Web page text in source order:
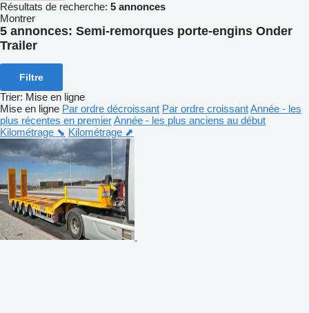
Résultats de recherche: 5 annonces
Montrer
5 annonces: Semi-remorques porte-engins Onder
Trailer
Filtre
Trier: Mise en ligne
Mise en ligne Par ordre décroissant Par ordre croissantAnnée - les
plus récentes en premierAnnée - les plus anciens au début
Kilométrage ⬊ Kilométrage ⬈